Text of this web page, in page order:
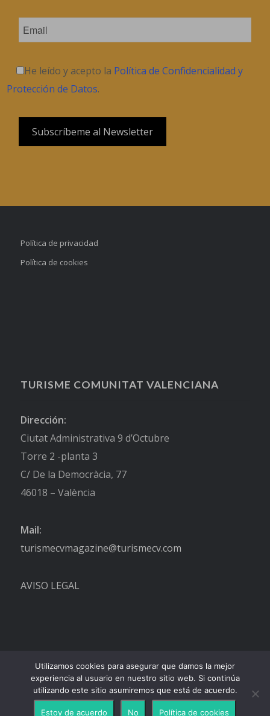
He leído y acepto la Política de Confidencialidad y
Protección de Datos.
Política de privacidad
Política de cookies
TURISME COMUNITAT VALENCIANA
Dirección:
Ciutat Administrativa 9 d’Octubre
Torre 2 -planta 3
C/ De la Democràcia, 77
46018 – València
Mail:
turismecvmagazine@turismecv.com
AVISO LEGAL
Utilizamos cookies para asegurar que damos la mejor
experiencia al usuario en nuestro sitio web. Si continúa
utilizando este sitio asumiremos que está de acuerdo.
Estoy de acuerdo No Política de cookies